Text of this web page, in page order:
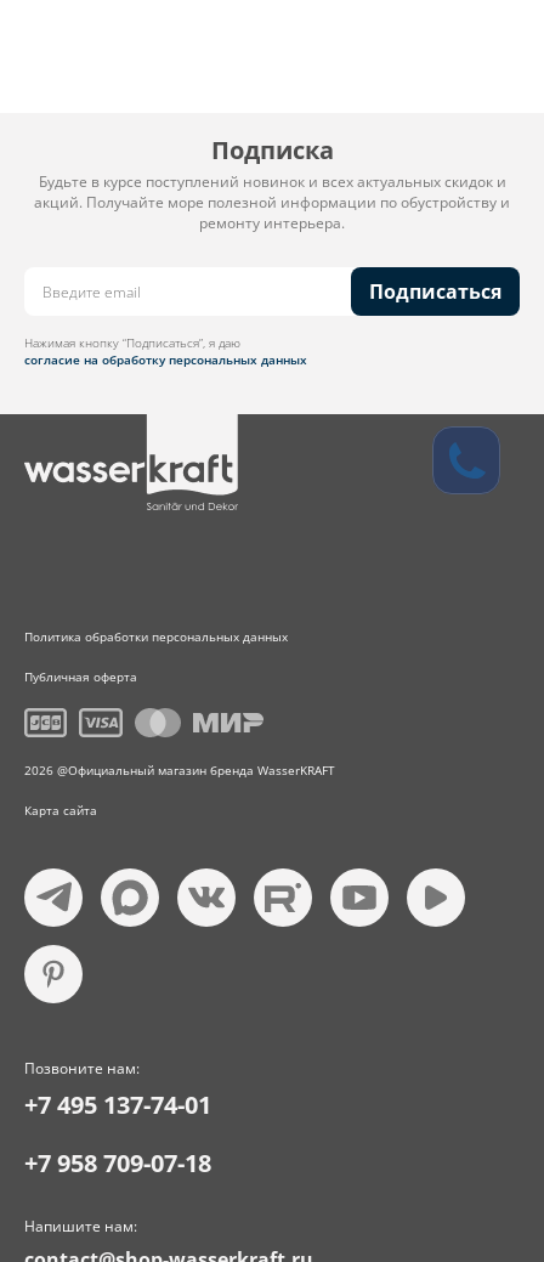
Подписка
Будьте в курсе поступлений новинок и всех актуальных скидок и
акций. Получайте море полезной информации по обустройству и
ремонту интерьера.
Подписаться
Нажимая кнопку “Подписаться”, я даю
согласие на обработку персональных данных
Политика обработки персональных данных
Публичная оферта
2026 @Официальный магазин бренда WasserKRAFT
Карта сайта
Позвоните нам:
+7 495 137-74-01
+7 958 709-07-18
Напишите нам: